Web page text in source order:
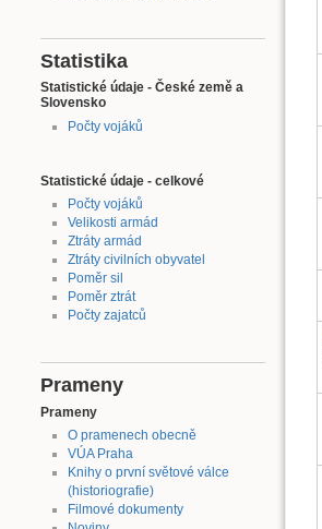
Statistika
Statistické údaje - České země a
Slovensko
Počty vojáků
Statistické údaje - celkové
Počty vojáků
Velikosti armád
Ztráty armád
Ztráty civilních obyvatel
Poměr sil
Poměr ztrát
Počty zajatců
Prameny
Prameny
O pramenech obecně
VÚA Praha
Knihy o první světové válce
(historiografie)
Filmové dokumenty